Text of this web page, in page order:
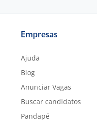
Empresas
Ajuda
Blog
Anunciar Vagas
Buscar candidatos
Pandapé